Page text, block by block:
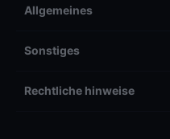
Allgemeines
Sonstiges
Rechtliche hinweise